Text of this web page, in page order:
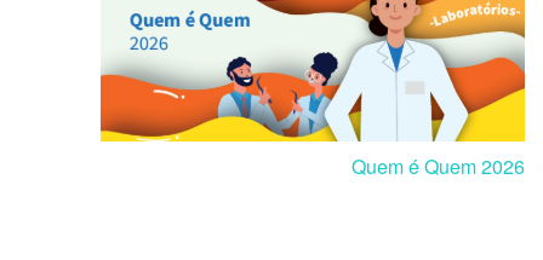
Quem é Quem 2026